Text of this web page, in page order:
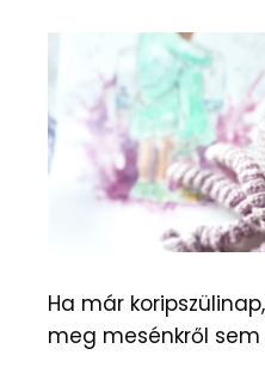
Ha már
meg mesénkről sem